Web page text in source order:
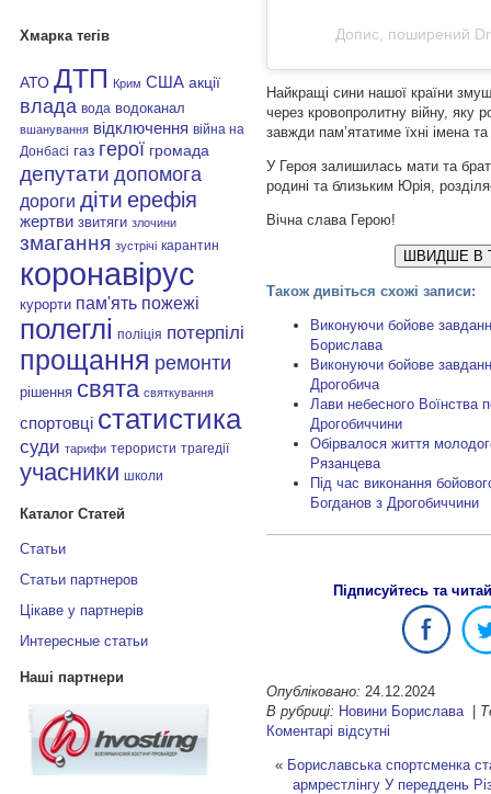
Хмарка тегів
АТО ДТП Крим США акції
влада вода водоканал
вшанування відключення війна на
Донбасі газ герої громада
депутати допомога
дороги діти ерефія
жертви звитяги злочини
змагання зустрічі карантин
коронавірус
курорти пам'ять пожежі
полеглі поліція потерпілі
прощання ремонти
рішення свята святкування
спортовці статистика
суди тарифи терористи трагедії
учасники школи
Каталог Статей
Статьи
Статьи партнеров
Цікаве у партнерів
Интересные статьи
Наші партнери
Допис, поширений
Найкращі сини нашої країни
через кровопролитну війну, яку
завжди пам’ятатиме їхні імена
У Героя залишилась мати та
родині та близьким Юрія,
Вічна слава Герою!
ШВИДШЕ В
Також дивіться схожі записи:
Виконуючи бойове
Борислава
Виконуючи бойове
Дрогобича
Лави небесного Воїнства
Дрогобиччини
Обірвалося життя
Рязанцева
Під час виконання
Богданов з Дрогобиччини
Підписуйтесь та
Опубліковано: 24.12.2024
В рубриці: Новини Борислава|
Коментарі відсутні
« Бориславська спортсменка
армрестлінгу У переддень